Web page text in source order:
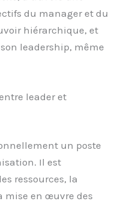
du manager et du
hiérarchique, et
leadership, même
leader et
un poste
Il est
ressources, la
mise en œuvre des